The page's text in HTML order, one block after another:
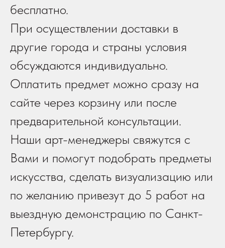
бесплатно.
При осуществлении доставки в
другие города и страны условия
обсуждаются индивидуально.
Оплатить предмет можно сразу на
сайте через корзину или после
предварительной консультации.
Наши арт-менеджеры свяжутся с
Вами и помогут подобрать предметы
искусства, сделать визуализацию или
по желанию привезут до 5 работ на
выездную демонстрацию по Санкт-
Петербургу.